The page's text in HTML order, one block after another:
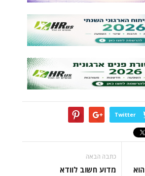
Twitter
למידה אקטיבית: AFT הוא
כתבה הבאה
מדוע חשוב לוודא